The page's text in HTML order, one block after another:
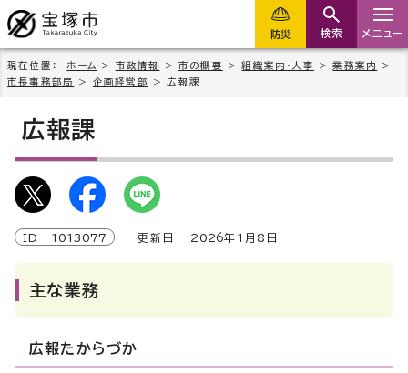
防災 検索 メニュー
現在位置： ホーム > 市政情報 >市の概要 >組織案内・人事 >業務案内
>
市長事務部局
> 企画経営部 > 広報課
広報課
ID 1013077 更新日 2026年1月8日
主な業務
広報たからづか